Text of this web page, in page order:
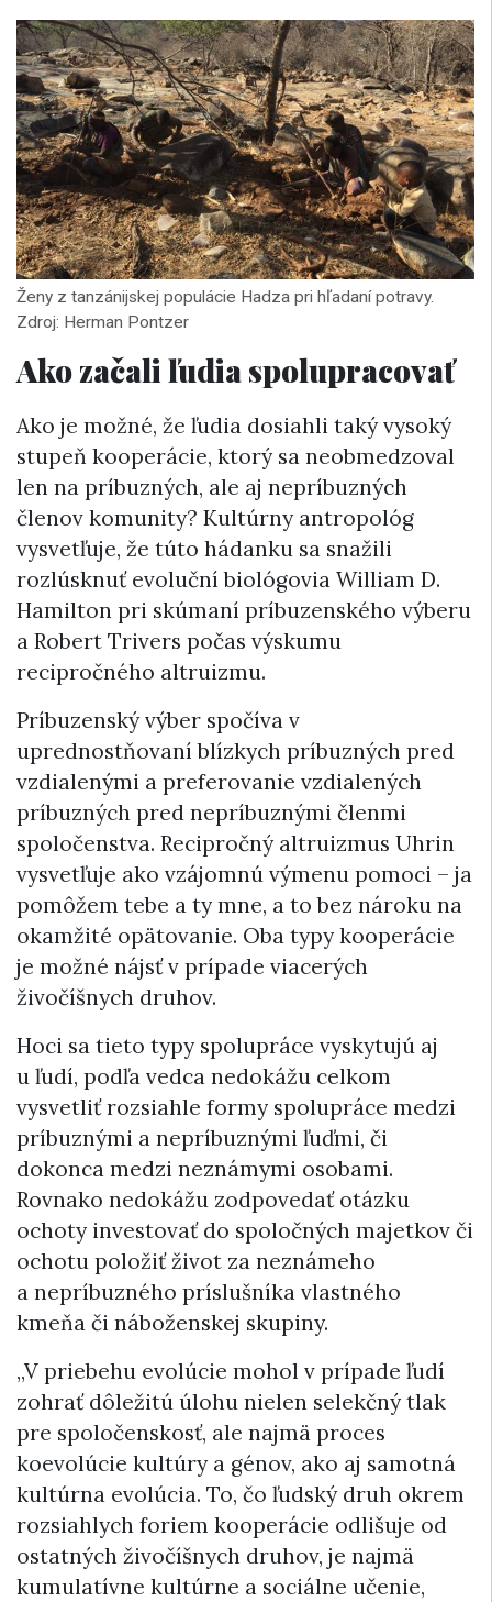
Ženy z tanzánijskej populácie Hadza pri hľadaní potravy.
Zdroj: Herman Pontzer
Akozačaliľudia spolupracovať
Ako je možné, že ľudia dosiahli taký vysoký
stupeň kooperácie, ktorý sa neobmedzoval
len na príbuzných, ale aj nepríbuzných
členov komunity? Kultúrny antropológ
vysvetľuje, že túto hádanku sa snažili
rozlúsknuť evoluční biológovia William D.
Hamilton pri skúmaní príbuzenského výberu
a Robert Trivers počas výskumu
recipročného altruizmu.
Príbuzenský výber spočíva v
uprednostňovaní blízkych príbuzných pred
vzdialenými a preferovanie vzdialených
príbuzných pred nepríbuznými členmi
spoločenstva. Recipročný altruizmus Uhrin
vysvetľuje ako vzájomnú výmenu pomoci – ja
pomôžem tebe a ty mne, a to bez nároku na
okamžité opätovanie. Oba typy kooperácie
je možné nájsť v prípade viacerých
živočíšnych druhov.
Hoci sa tieto typy spolupráce vyskytujú aj
u ľudí, podľa vedca nedokážu celkom
vysvetliť rozsiahle formy spolupráce medzi
príbuznými a nepríbuznými ľuďmi, či
dokonca medzi neznámymi osobami.
Rovnako nedokážu zodpovedať otázku
ochoty investovať do spoločných majetkov či
ochotu položiť život za neznámeho
a nepríbuzného príslušníka vlastného
kmeňa či náboženskej skupiny.
„V priebehu evolúcie mohol v prípade ľudí
zohrať dôležitú úlohu nielen selekčný tlak
pre spoločenskosť, ale najmä proces
koevolúcie kultúry a génov, ako aj samotná
kultúrna evolúcia. To, čo ľudský druh okrem
rozsiahlych foriem kooperácie odlišuje od
ostatných živočíšnych druhov, je najmä
kumulatívne kultúrne a sociálne učenie,